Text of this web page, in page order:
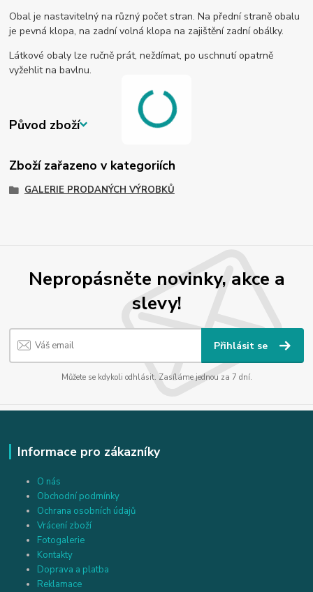
Obal je nastavitelný na různý počet stran. Na přední straně obalu
je pevná klopa, na zadní volná klopa na zajištění zadní obálky.
Látkové obaly lze ručně prát, neždímat, po uschnutí opatrně
vyžehlit na bavlnu.
Původ zboží
Zboží zařazeno v kategoriích
GALERIE PRODANÝCH VÝROBKŮ
Nepropásněte novinky, akce a
slevy!
Přihlásit se
Můžete se kdykoli odhlásit. Zasíláme jednou za 7 dní.
Informace pro zákazníky
O nás
Obchodní podmínky
Ochrana osobních údajů
Vrácení zboží
Fotogalerie
Kontakty
Doprava a platba
Reklamace